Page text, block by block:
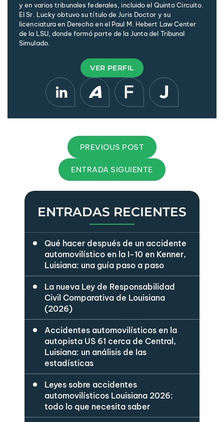
y en varios tribunales federales, incluido el Quinto Circuito.
El Sr. Lucky obtuvo su título de Juris Doctor y su
licenciatura en Derecho en el Paul M. Hebert Law Center
de la LSU, donde formó parte de la Junta del Tribunal
Simulado.
VER PERFIL
PREVIOUS POST
ENTRADA SIGUIENTE
ENTRADAS RECIENTES
Qué hacer después de un accidente
automovilístico en la I-10 en Kenner,
Luisiana: una guía paso a paso
La nueva Ley de Responsabilidad
Civil Comparativa de Louisiana
(2026)
Accidentes automovilísticos en la
autopista US 61 cerca de Central,
Luisiana: un análisis de las
estadísticas
Leyes sobre accidentes
automovilísticos Louisiana 2026:
todo lo que necesita saber